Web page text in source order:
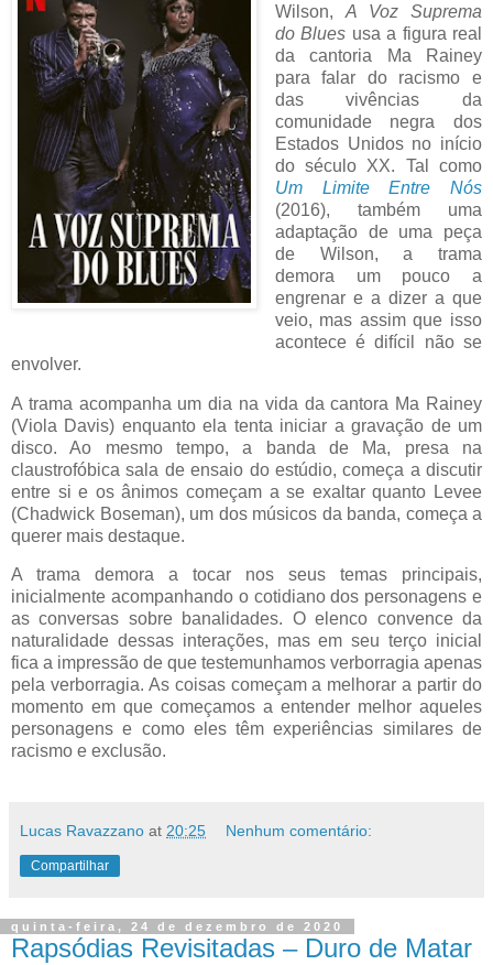
Wilson, A Voz Suprema
do Blues usa a figura real
da cantoria Ma Rainey
para falar do racismo e
das vivências da
comunidade negra dos
Estados Unidos no início
do século XX. Tal como
Um Limite Entre Nós
(2016), também uma
adaptação de uma peça
de Wilson, a trama
demora um pouco a
engrenar e a dizer a que
veio, mas assim que isso
acontece é difícil não se
envolver.
A trama acompanha um dia na vida da cantora Ma Rainey
(Viola Davis) enquanto ela tenta iniciar a gravação de um
disco. Ao mesmo tempo, a banda de Ma, presa na
claustrofóbica sala de ensaio do estúdio, começa a discutir
entre si e os ânimos começam a se exaltar quanto Levee
(Chadwick Boseman), um dos músicos da banda, começa a
querer mais destaque.
A trama demora a tocar nos seus temas principais,
inicialmente acompanhando o cotidiano dos personagens e
as conversas sobre banalidades. O elenco convence da
naturalidade dessas interações, mas em seu terço inicial
fica a impressão de que testemunhamos verborragia apenas
pela verborragia. As coisas começam a melhorar a partir do
momento em que começamos a entender melhor aqueles
personagens e como eles têm experiências similares de
racismo e exclusão.
Lucas Ravazzano at 20:25 Nenhum comentário:
Compartilhar
quinta-feira, 24 de dezembro de 2020
Rapsódias Revisitadas – Duro de Matar